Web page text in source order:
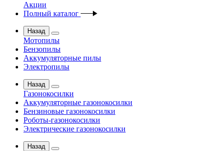
Акции
Полный каталог
Назад
Мотопилы
Бензопилы
Аккумуляторные пилы
Электропилы
Назад
Газонокосилки
Аккумуляторные газонокосилки
Бензиновые газонокосилки
Роботы-газонокосилки
Электрические газонокосилки
Назад